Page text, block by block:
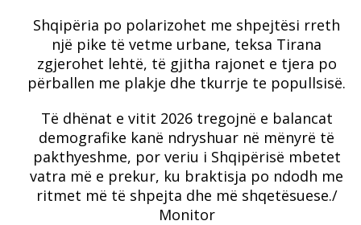
Shqipëria po polarizohet me shpejtësi rreth
një pike të vetme urbane, teksa Tirana
zgjerohet lehtë, të gjitha rajonet e tjera po
përballen me plakje dhe tkurrje te popullsisë.
Të dhënat e vitit 2026 tregojnë e balancat
demografike kanë ndryshuar në mënyrë të
pakthyeshme, por veriu i Shqipërisë mbetet
vatra më e prekur, ku braktisja po ndodh me
ritmet më të shpejta dhe më shqetësuese./
Monitor